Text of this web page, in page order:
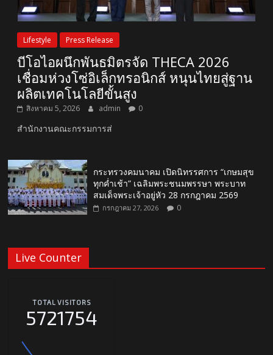
Lifestyle Press Release
บีโอไอผนึกพันธมิตรจัด THECA 2026
เชื่อมห่วงโซ่อิเล็กทรอนิกส์ หนุนไทยสู่ฐาน
ผลิตเทคโนโลยีขั้นสูง
สิงหาคม 5, 2026 admin 0
สำนักงานคณะกรรมการส่
กระทรวงคมนาคม เปิดนิทรรศการ “เกษมสุข
ทุกค่ำเช้า” เฉลิมพระชนมพรรษา พระบาท
สมเด็จพระเจ้าอยู่หัว 28 กรกฎาคม 2569
กรกฎาคม 27, 2026 0
Live Counter
TOTAL VISITORS
5721754